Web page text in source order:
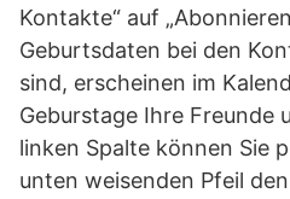
Kontakte“ auf
Geburtsdaten bei den
sind, erscheinen im
Geburstage Ihre Freunde
linken Spalte können Sie
unten weisenden Pfeil